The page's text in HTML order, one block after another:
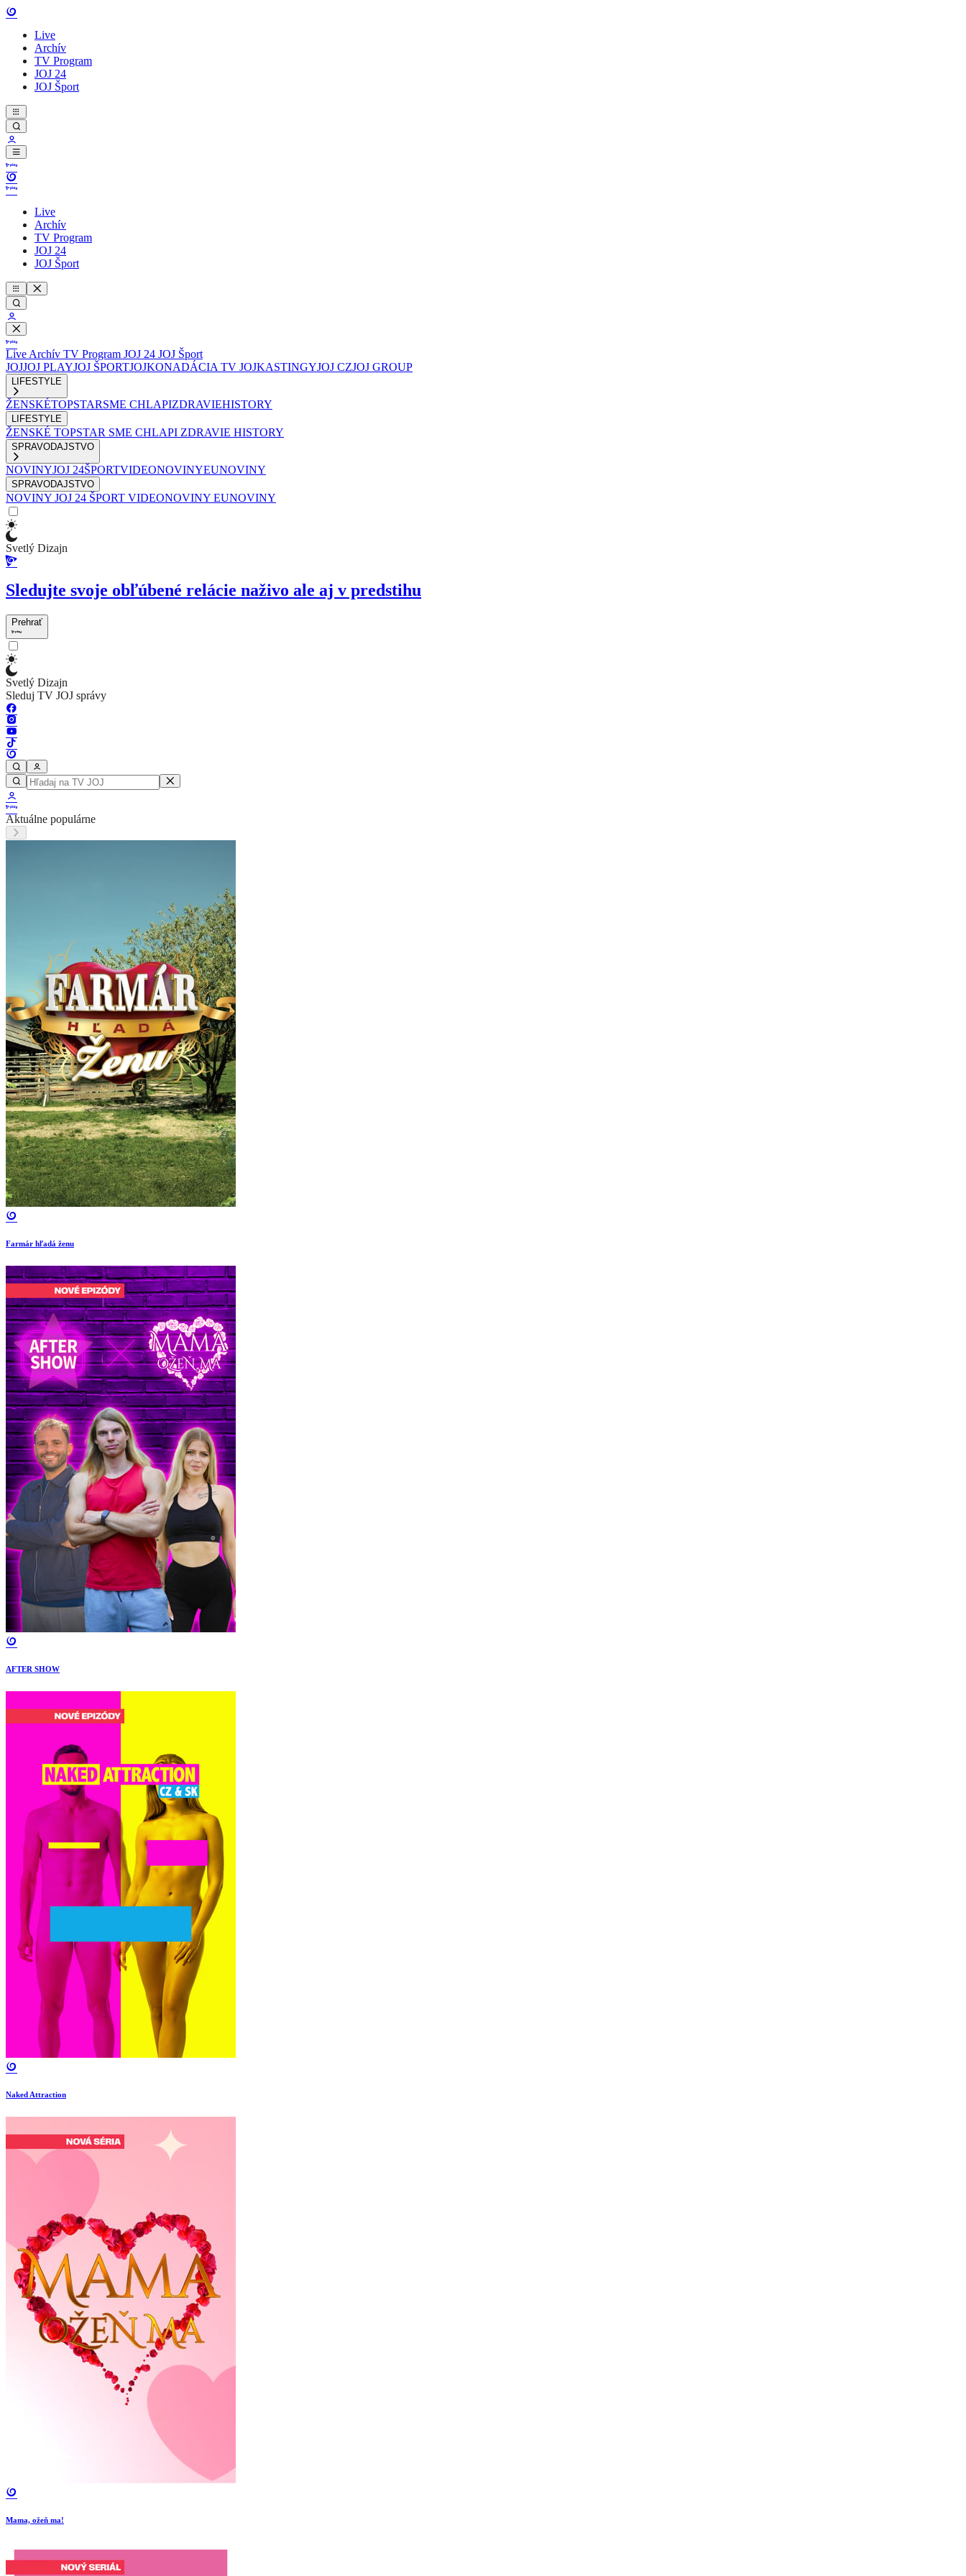
Live
Archív
TV Program
JOJ 24
JOJ Šport
Live
Archív
TV Program
JOJ 24
JOJ Šport
Live Archív TV Program JOJ 24 JOJ Šport
JOJJOJ PLAYJOJ ŠPORTJOJKONADÁCIA TV JOJKASTINGYJOJ CZJOJ GROUP
LIFESTYLE
ŽENSKÉTOPSTARSME CHLAPIZDRAVIEHISTORY
LIFESTYLE
ŽENSKÉ TOPSTAR SME CHLAPI ZDRAVIE HISTORY
SPRAVODAJSTVO
NOVINYJOJ 24ŠPORTVIDEONOVINYEUNOVINY
SPRAVODAJSTVO
NOVINY JOJ 24 ŠPORT VIDEONOVINY EUNOVINY
Svetlý Dizajn
Sledujte svoje obľúbené relácie naživo ale aj v predstihu
Prehrať
Svetlý Dizajn
Sleduj TV JOJ správy
Aktuálne populárne
Farmár hľadá ženu
AFTER SHOW
Naked Attraction
Mama, ožeň ma!